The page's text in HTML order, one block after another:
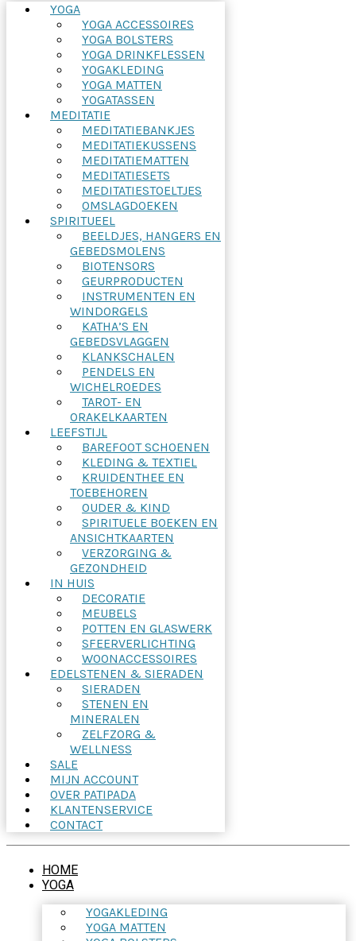
YOGA
YOGA ACCESSOIRES
YOGA BOLSTERS
YOGA DRINKFLESSEN
YOGAKLEDING
YOGA MATTEN
YOGATASSEN
MEDITATIE
MEDITATIEBANKJES
MEDITATIEKUSSENS
MEDITATIEMATTEN
MEDITATIESETS
MEDITATIESTOELTJES
OMSLAGDOEKEN
SPIRITUEEL
BEELDJES, HANGERS EN
GEBEDSMOLENS
BIOTENSORS
GEURPRODUCTEN
INSTRUMENTEN EN
WINDORGELS
KATHA’S EN
GEBEDSVLAGGEN
KLANKSCHALEN
PENDELS EN
WICHELROEDES
TAROT- EN
ORAKELKAARTEN
LEEFSTIJL
BAREFOOT SCHOENEN
KLEDING & TEXTIEL
KRUIDENTHEE EN
TOEBEHOREN
OUDER & KIND
SPIRITUELE BOEKEN EN
ANSICHTKAARTEN
VERZORGING &
GEZONDHEID
IN HUIS
DECORATIE
MEUBELS
POTTEN EN GLASWERK
SFEERVERLICHTING
WOONACCESSOIRES
EDELSTENEN & SIERADEN
SIERADEN
STENEN EN
MINERALEN
ZELFZORG &
WELLNESS
SALE
MIJN ACCOUNT
OVER PATIPADA
KLANTENSERVICE
CONTACT
HOME
YOGA
YOGAKLEDING
YOGA MATTEN